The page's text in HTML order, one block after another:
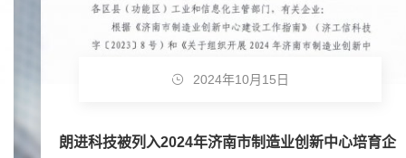
2024年10月15日
朗进科技被列入2024年济南市制造业创新中心培育企